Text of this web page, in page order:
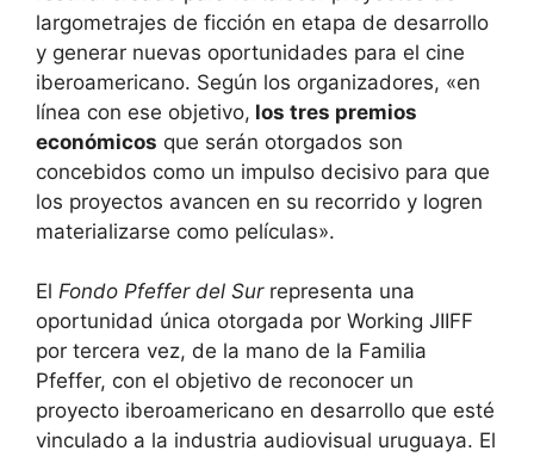
largometrajes de ficción en etapa de desarrollo
y generar nuevas oportunidades para el cine
iberoamericano. Según los organizadores, «en
línea con ese objetivo, los tres premios
económicos que serán otorgados son
concebidos como un impulso decisivo para que
los proyectos avancen en su recorrido y logren
materializarse como películas».
El Fondo Pfeffer del Surrepresenta una
oportunidad única otorgada por Working JIIFF
por tercera vez, de la mano de la Familia
Pfeffer, con el objetivo de reconocer un
proyecto iberoamericano en desarrollo que esté
vinculado a la industria audiovisual uruguaya. El